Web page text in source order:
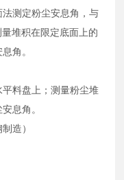
测定粉尘安息角，与
堆积在限定底面上的
角。
料盘上；测量粉尘堆
息角。
造）